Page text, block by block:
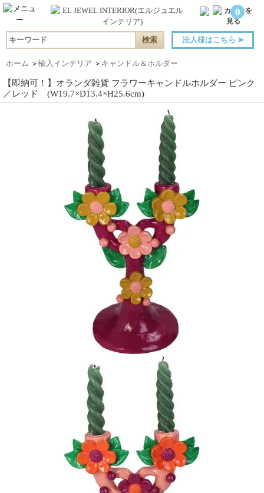
0
法人様はこちら ➤
ホーム ＞ 輸入インテリア ＞ キャンドル＆ホルダー
【即納可！】オランダ雑貨 フラワーキャンドルホルダー ピンク
／レッド (W19.7×D13.4×H25.6cm)